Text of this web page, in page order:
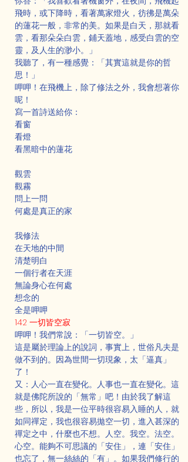
飛時，或下降時，看著萬家燈火，彷彿是萬朵
的蓮花一般，非常的美。如果是白天，那就看
雲，看那朵朵白雲，鋪天蓋地，感受白雲的空
靈，及人生的渺小。」
我聽了，有一種感覺：「其實這就是你的哲
思！」
呷呷！在飛機上，除了修法之外，我會想著你
呢！
寫一首詩送給你：
看窗
看燈
看黑暗中的蓮花
觀雲
觀霧
問上一問
何處是真正的家
我修法
在天地的中間
清楚明白
一個行者在天涯
無論身心在何處
想念的
全是呷呷
142 一切皆空寂
呷呷！我們常說：「一切皆空。」
這是屬於理論上的說詞，事實上，世俗凡夫是
做不到的。因為世間一切現象，太「逼真」
了！
又：人心一直在變化。人事也一直在變化。這
就是佛陀所說的「無常」吧！由於我了解這
些，所以，我是一位平時很容易入睡的人，就
如同禪定，我也很容易拋空一切，進入甚深的
禪定之中，什麼也不想。人空。我空。法空。
心空。能夠不可思議的「安住」，連「安住」
也忘了，無一絲絲的「有」。如果我們修行的